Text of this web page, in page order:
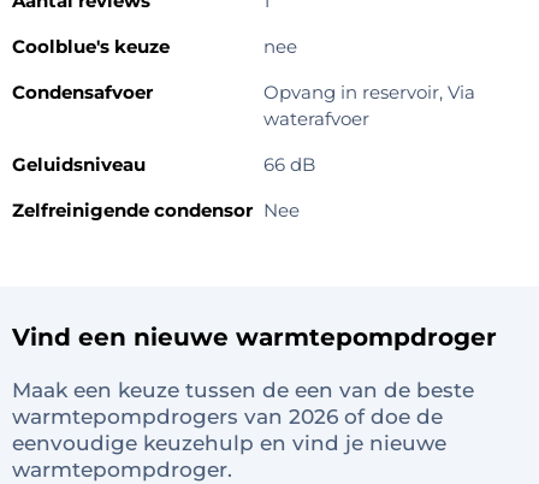
Coolblue's keuze
nee
Condensafvoer
Opvang in reservoir, Via
waterafvoer
Geluidsniveau
66 dB
Zelfreinigende condensor Nee
Vind een nieuwe warmtepompdroger
Maak een keuze tussen de een van de beste
warmtepompdrogers van 2026 of doe de
eenvoudige keuzehulp en vind je nieuwe
warmtepompdroger.